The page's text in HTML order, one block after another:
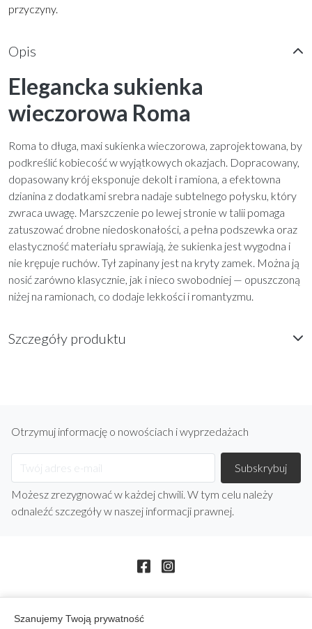
przyczyny.
Opis
Elegancka sukienka
wieczorowa Roma
Roma to długa, maxi sukienka wieczorowa, zaprojektowana, by
podkreślić kobiecość w wyjątkowych okazjach. Dopracowany,
dopasowany krój eksponuje dekolt i ramiona, a efektowna
dzianina z dodatkami srebra nadaje subtelnego połysku, który
zwraca uwagę. Marszczenie po lewej stronie w talii pomaga
zatuszować drobne niedoskonałości, a pełna podszewka oraz
elastyczność materiału sprawiają, że sukienka jest wygodna i
nie krępuje ruchów. Tył zapinany jest na kryty zamek. Można ją
nosić zarówno klasycznie, jak i nieco swobodniej — opuszczoną
niżej na ramionach, co dodaje lekkości i romantyzmu.
Szczegóły produktu
Otrzymuj informację o nowościach i wyprzedażach
Możesz zrezygnować w każdej chwili. W tym celu należy
odnaleźć szczegóły w naszej informacji prawnej.
Szanujemy Twoją prywatność